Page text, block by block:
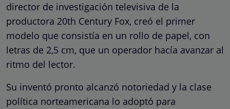
director de investigación televisiva de la
productora 20th Century Fox, creó el primer
modelo que consistía en un rollo de papel, con
letras de 2,5 cm, que un operador hacía avanzar al
ritmo del lector.
Su inventó pronto alcanzó notoriedad y la clase
política norteamericana lo adoptó para